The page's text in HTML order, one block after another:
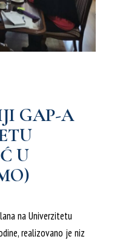
GAP-A
U
na Univerzitetu
realizovano je niz